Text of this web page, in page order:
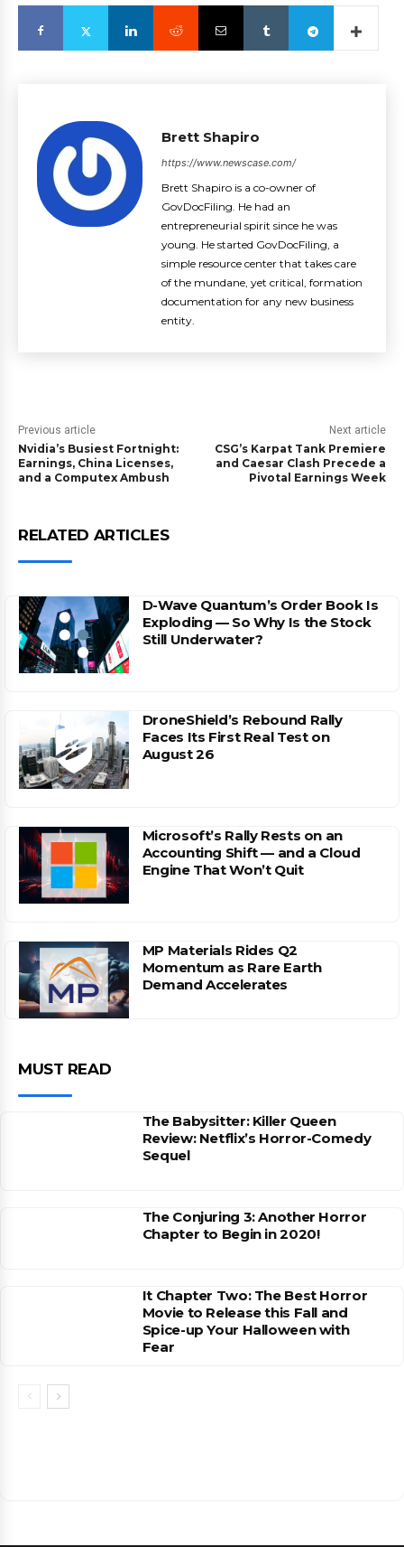
Brett Shapiro
https://www.newscase.com/
Brett Shapiro is a co-owner of
GovDocFiling. He had an
entrepreneurial spirit since he was
young. He started GovDocFiling, a
simple resource center that takes care
of the mundane, yet critical, formation
documentation for any new business
entity.
Previous article
Nvidia’s Busiest Fortnight:
Earnings, China Licenses,
and a Computex Ambush
Next article
CSG’s Karpat Tank Premiere
and Caesar Clash Precede a
Pivotal Earnings Week
RELATED ARTICLES
D-Wave Quantum’s Order Book Is
Exploding — So Why Is the Stock
Still Underwater?
DroneShield’s Rebound Rally
Faces Its First Real Test on
August 26
Microsoft’s Rally Rests on an
Accounting Shift — and a Cloud
Engine That Won’t Quit
MP Materials Rides Q2
Momentum as Rare Earth
Demand Accelerates
MUST READ
The Babysitter: Killer Queen
Review: Netflix’s Horror-Comedy
Sequel
The Conjuring 3: Another Horror
Chapter to Begin in 2020!
It Chapter Two: The Best Horror
Movie to Release this Fall and
Spice-up Your Halloween with
Fear